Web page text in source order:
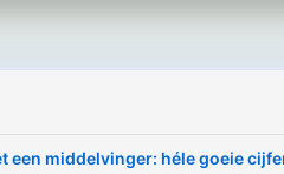
een middelvinger: héle goeie